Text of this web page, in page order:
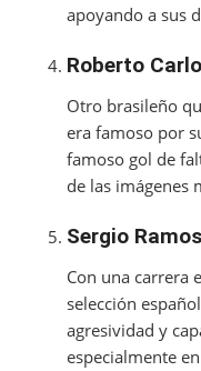
apoyando a sus
Roberto
Otro brasileño
era famoso por
famoso gol de
de las imágenes
Sergio Ramos
Con una carrera
selección
agresividad y
especialmente